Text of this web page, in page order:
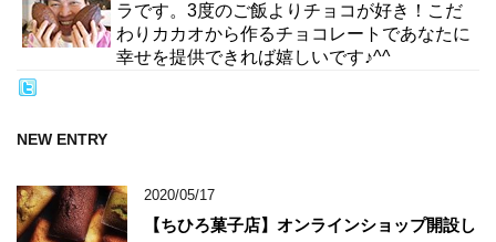
ラです。3度のご飯よりチョコが好き！こだ
わりカカオから作るチョコレートであなたに
幸せを提供できれば嬉しいです♪^^
NEW ENTRY
2020/05/17
【ちひろ菓子店】オンラインショップ開設し